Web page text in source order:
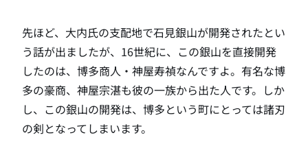
先ほど、大内氏の支配地で石見銀山が開発されたとい
う話が出ましたが、16世紀に、この銀山を直接開発
したのは、博多商人・神屋寿禎なんですよ。有名な博
多の豪商、神屋宗湛も彼の一族から出た人です。しか
し、この銀山の開発は、博多という町にとっては諸刃
の剣となってしまいます。